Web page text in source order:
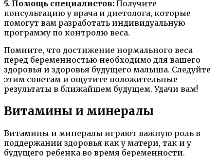
5. Помощь специалистов: Получите
консультацию у врача и диетолога, которые
помогут вам разработать индивидуальную
программу по контролю веса.
Помните, что достижение нормального веса
перед беременностью необходимо для вашего
здоровья и здоровья будущего малыша. Следуйте
этим советам и ощутите положительные
результаты в ближайшем будущем. Удачи вам!
Витамины и минералы
Витамины и минералы играют важную роль в
поддержании здоровья как у матери, так и у
будущего ребенка во время беременности.